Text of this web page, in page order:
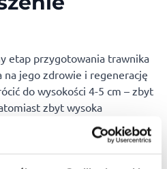
etap przygotowania trawnika
na jego zdrowie i regenerację
do wysokości 4-5 cm – zbyt
zbyt wysoka
gniciu pod śniegiem. Po
liście i resztki